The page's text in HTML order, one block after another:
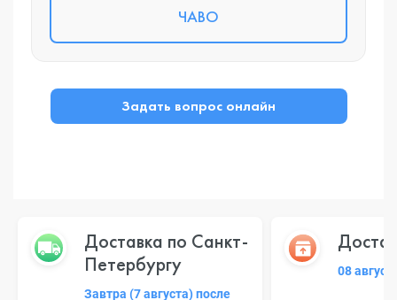
ЧАВО
Задать вопрос онлайн
Доставка по Санкт-
Петербургу
Завтра (7 августа) после
08